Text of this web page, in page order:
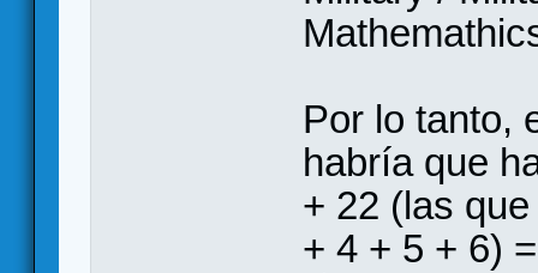
Por lo tanto,
habría que
+ 22 (las
+ 4 + 5 + 6)